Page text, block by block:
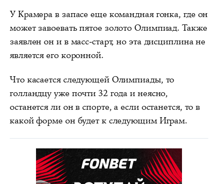
У Крамера в запасе еще командная гонка, где он
может завоевать пятое золото Олимпиад. Также
заявлен он и в масс-старт, но эта дисциплина не
является его коронной.
Что касается следующей Олимпиады, то
голландцу уже почти 32 года и неясно,
останется ли он в спорте, а если останется, то в
какой форме он будет к следующим Играм.